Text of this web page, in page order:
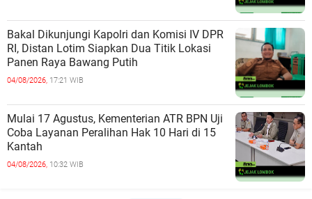
Bakal Dikunjungi Kapolri dan Komisi IV DPR
RI, Distan Lotim Siapkan Dua Titik Lokasi
Panen Raya Bawang Putih
04/08/2026, 17:21 WIB
Mulai 17 Agustus, Kementerian ATR BPN Uji
Coba Layanan Peralihan Hak 10 Hari di 15
Kantah
04/08/2026, 10:32 WIB